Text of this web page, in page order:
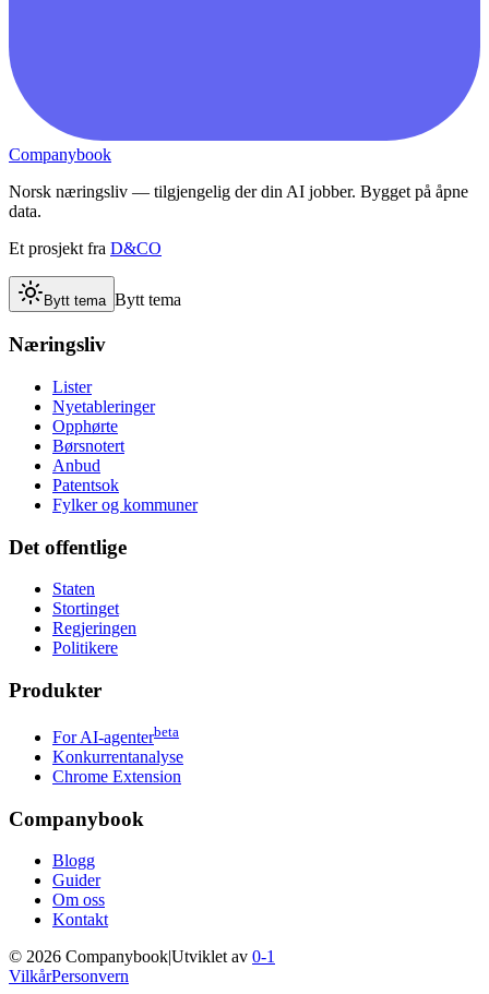
Companybook
Norsk næringsliv — tilgjengelig der din AI jobber. Bygget på åpne
data.
Et prosjekt fra D&CO
Bytt tema Bytt tema
Næringsliv
Lister
Nyetableringer
Opphørte
Børsnotert
Anbud
Patentsok
Fylker og kommuner
Det offentlige
Staten
Stortinget
Regjeringen
Politikere
Produkter
For AI-agenterbeta
Konkurrentanalyse
Chrome Extension
Companybook
Blogg
Guider
Om oss
Kontakt
© 2026 CompanybookUtviklet av 0-1
VilkårPersonvern